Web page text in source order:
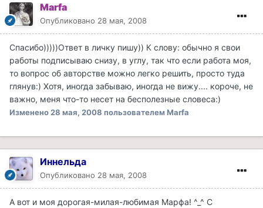
Marfa
Опубликовано 28 мая, 2008
Спасибо)))))Ответ в личку пишу)) К слову: обычно я свои
работы подписываю снизу, в углу, так что если работа моя,
то вопрос об авторстве можно легко решить, просто туда
глянув:) Хотя, иногда забываю, иногда не вижу.... короче, не
важно, меня что-то несет на бесполезные словеса:)
Изменено28 мая, 2008 пользователем Marfa
Иннельда
Опубликовано 28 мая, 2008
А вот и моя дорогая-милая-любимая Марфа! ^_^ С